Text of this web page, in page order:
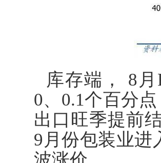
库存端， 8
0、0.1个百分
出口旺季提前
9月份包装业进